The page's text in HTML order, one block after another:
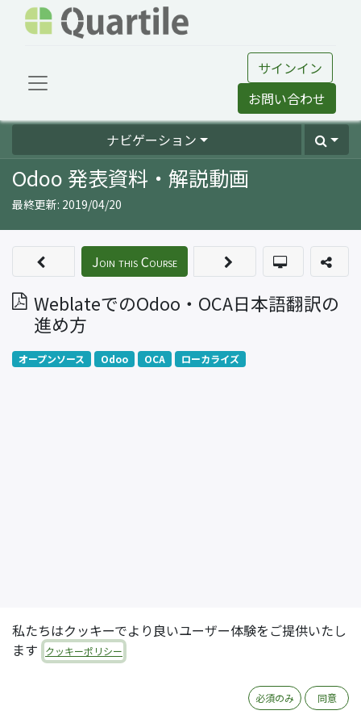
サインイン
お問い合わせ
ナビゲーション
Odoo 発表資料・解説動画
最終更新: 2019/04/20
WeblateでのOdoo・OCA日本語翻訳の
進め方
Join this Course
オープンソース Odoo OCA ローカライズ
私たちはクッキーでより良いユーザー体験をご提供いたし
ます
クッキーポリシー
必須のみ 同意